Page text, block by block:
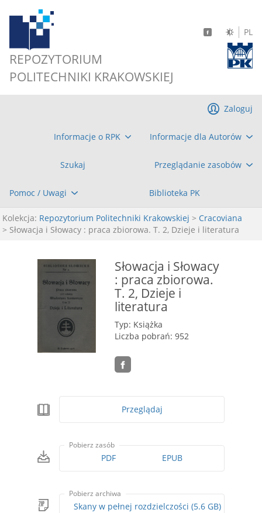
REPOZYTORIUM
POLITECHNIKI KRAKOWSKIEJ
PL
Informacje o RPK Informacje dla Autorów
Szukaj Przeglądanie zasobów
Pomoc / Uwagi Biblioteka PK
Zaloguj
Kolekcja: Repozytorium Politechniki Krakowskiej > Cracoviana
> Słowacja i Słowacy : praca zbiorowa. T. 2, Dzieje i literatura
Słowacja i Słowacy
: praca zbiorowa.
T. 2, Dzieje i
literatura
Typ: Książka
Liczba pobrań: 952
Przeglądaj
Pobierz zasób
PDF EPUB
Pobierz archiwa
Skany w pełnej rozdzielczości (5.6 GB)